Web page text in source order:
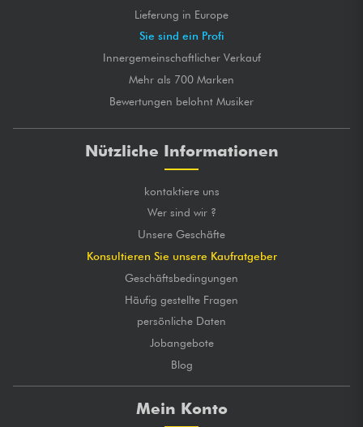
Lieferung in Europe
Sie sind ein Profi
Innergemeinschaftlicher Verkauf
Mehr als 700 Marken
Bewertungen belohnt Musiker
Nützliche Informationen
kontaktiere uns
Wer sind wir ?
Unsere Geschäfte
Konsultieren Sie unsere Kaufratgeber
Geschäftsbedingungen
Häufig gestellte Fragen
persönliche Daten
Jobangebote
Blog
Mein Konto